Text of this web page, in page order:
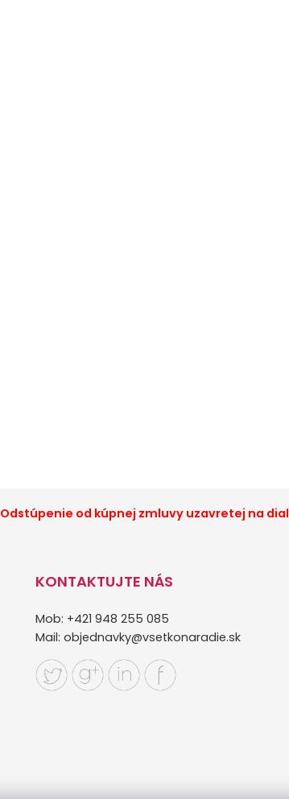
Odstúpenie od kúpnej zmluvy uzavretej na
KONTAKTUJTE NÁS
Mob: +421 948 255 085
Mail: objednavky@vsetkonaradie.sk